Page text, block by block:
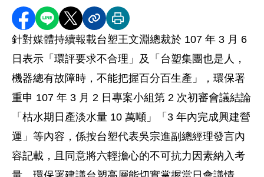
分享至 Facebook
分享到 LINE
分享到 X分享內容連結
列印本頁
針對媒體持續報載台塑王文淵總裁於 107 年 3 月 6
日表示「環評要求不合理」及「台塑集團也是人，
機器總有故障時，不能把握百分百生產」，環保署
重申 107 年 3 月 2 日專案小組第 2 次初審會議結論
「枯水期日產淡水量 10 萬噸」「3 年內完成興建營
運」等內容，係按台塑代表吳宗進副總經理發言內
容記載，且同意將六輕擔心的不可抗力因素納入考